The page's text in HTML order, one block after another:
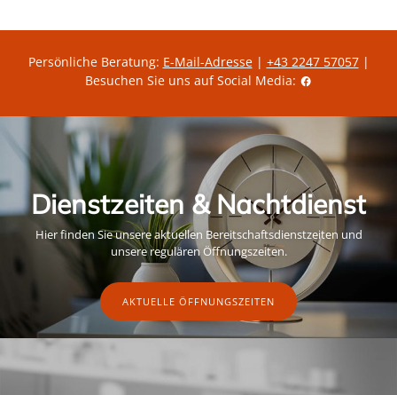
Persönliche Beratung: E-Mail-Adresse| +43 2247 57057|
Besuchen Sie uns auf Social Media:
Dienstzeiten & Nachtdienst
Hier finden Sie unsere aktuellen Bereitschaftsdienstzeiten und
unsere regulären Öffnungszeiten.
AKTUELLE ÖFFNUNGSZEITEN